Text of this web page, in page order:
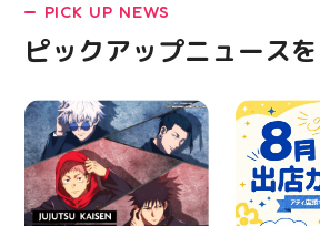
LATEST!
ピックアップニュ
PICK UP NEWS
ピックアップニュース